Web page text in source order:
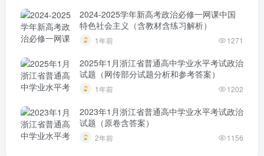
2024-2025学年新高考政治必修一网课中国
特色社会主义（含教材含练习解析）
1年前 1271
2025年1月浙江省普通高中学业水平考试政治
试题（网传部分试题分析和参考答案）
1年前 1202
2023年1月浙江省普通高中学业水平考试政治
试题（原卷含答案）
2年前 1156